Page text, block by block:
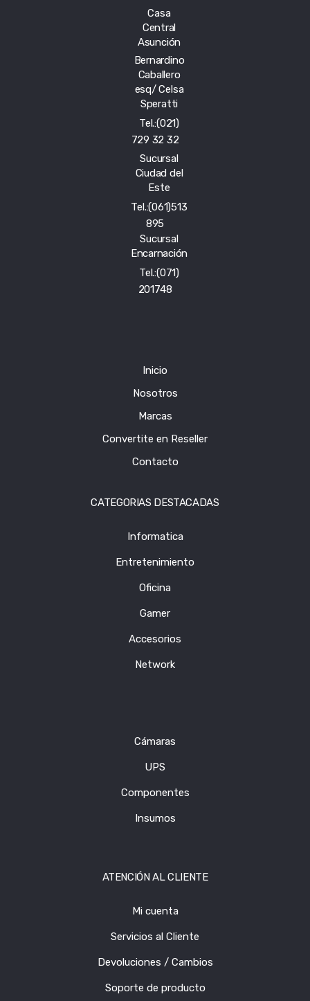
Casa
Central
Asunción
Bernardino
Caballero
esq/ Celsa
Speratti
Tel.:(021)
729 32 32
Sucursal
Ciudad del
Este
Tel.:(061)513
895
Sucursal
Encarnación
Tel.:(071)
201748
Inicio
Nosotros
Marcas
Convertite en Reseller
Contacto
CATEGORIAS DESTACADAS
Informatica
Entretenimiento
Oficina
Gamer
Accesorios
Network
Cámaras
UPS
Componentes
Insumos
ATENCIÓN AL CLIENTE
Mi cuenta
Servicios al Cliente
Devoluciones / Cambios
Soporte de producto